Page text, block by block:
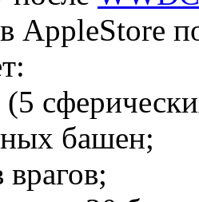
AppleStore
башен;